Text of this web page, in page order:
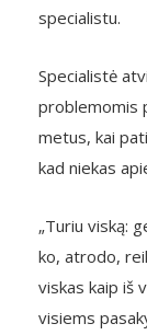
specialistu.
Specialistė
problemomis
metus, kai
kad niekas
„Turiu viską:
ko, atrodo,
viskas kaip iš
visiems